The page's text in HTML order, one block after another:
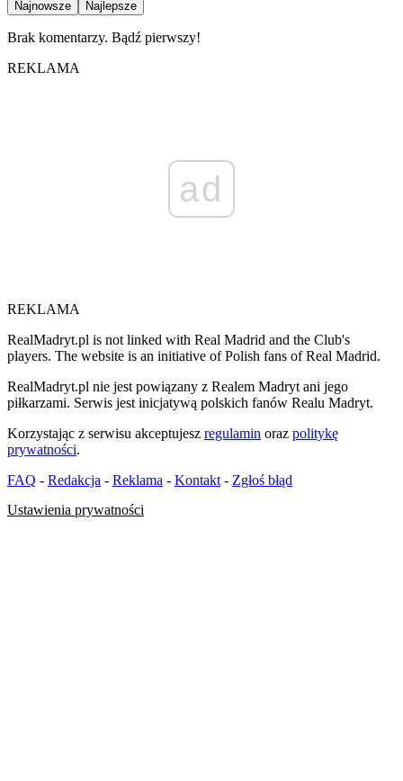
Najnowsze Najlepsze
Brak komentarzy. Bądź pierwszy!
REKLAMA
ad
REKLAMA
RealMadryt.pl is not linked with Real Madrid and the Club's
players. The website is an initiative of Polish fans of Real Madrid.
RealMadryt.pl nie jest powiązany z Realem Madryt ani jego
piłkarzami. Serwis jest inicjatywą polskich fanów Realu Madryt.
Korzystając z serwisu akceptujesz regulamin oraz politykę
prywatności.
FAQ - Redakcja - Reklama - Kontakt - Zgłoś błąd
Ustawienia prywatności